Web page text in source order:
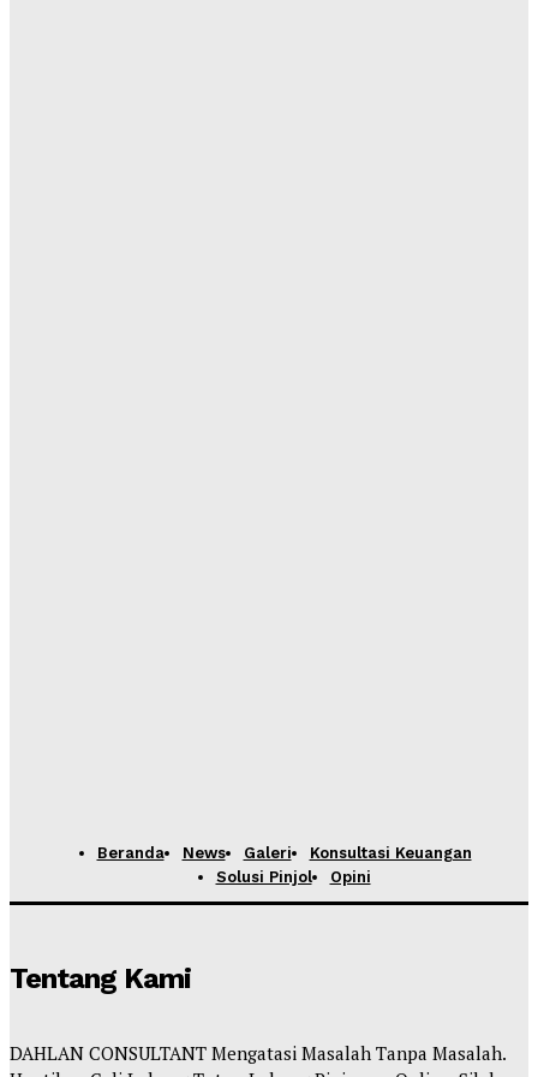
Beranda News Galeri
Konsultasi Keuangan
Solusi Pinjol
Opini
Tentang Kami
DAHLAN CONSULTANT Mengatasi Masalah Tanpa Masalah.